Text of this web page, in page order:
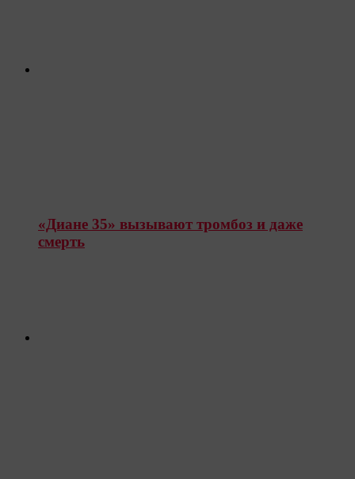
«Диане 35» вызывают тромбоз и даже
смерть